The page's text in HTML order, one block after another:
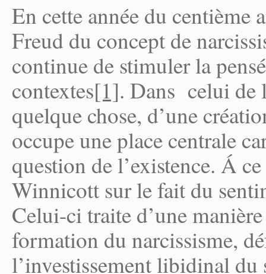
En cette année du centième
Freud du concept de
continue de stimuler la
contextes[1]. Dans celui de
quelque chose, d’une
occupe une place centrale
question de l’existence. Á
Winnicott sur le fait du
Celui-ci traite d’une
formation du narcissisme,
l’investissement libidinal